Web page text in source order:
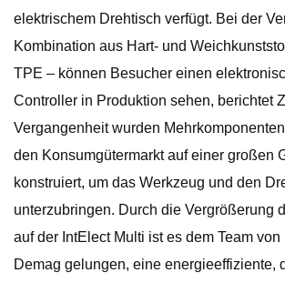
elektrischem Drehtisch verfügt. Bei der
Kombination aus Hart- und
TPE – können Besucher einen
Controller in Produktion sehen, berichtet
Vergangenheit wurden
den Konsumgütermarkt auf einer großen
konstruiert, um das Werkzeug und den
unterzubringen. Durch die Vergrößerung
auf der IntElect Multi ist es dem Team
Demag gelungen, eine energieeffiziente,